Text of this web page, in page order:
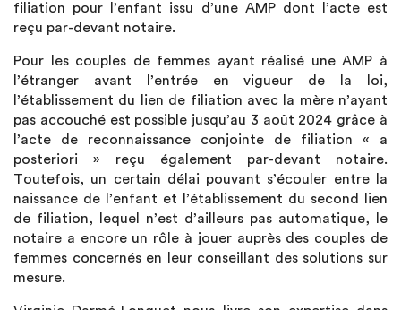
filiation pour l’enfant issu d’une AMP dont l’acte est
reçu par-devant notaire.
Pour les couples de femmes ayant réalisé une AMP à
l’étranger avant l’entrée en vigueur de la loi,
l’établissement du lien de filiation avec la mère n’ayant
pas accouché est possible jusqu’au 3 août 2024 grâce à
l’acte de reconnaissance conjointe de filiation « a
posteriori » reçu également par-devant notaire.
Toutefois, un certain délai pouvant s’écouler entre la
naissance de l’enfant et l’établissement du second lien
de filiation, lequel n’est d’ailleurs pas automatique, le
notaire a encore un rôle à jouer auprès des couples de
femmes concernés en leur conseillant des solutions sur
mesure.